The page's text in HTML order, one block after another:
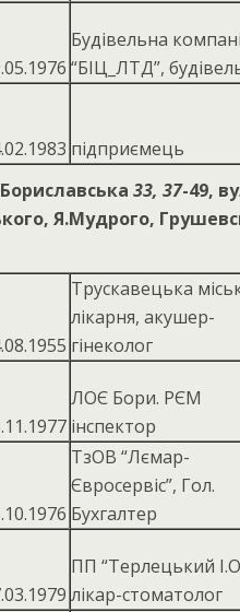
Будівельна
“БІЦ_ЛТД”,
підприємець
33, 37-49,
Я.Мудрого,
Трускавецька
лікарня, акушер-
гінеколог
ЛОЄ Бори. РЄМ
інспектор
ТзОВ “Лємар-
Євросервіс”, Гол.
Бухгалтер
ПП “Терлецький
лікар-стоматолог